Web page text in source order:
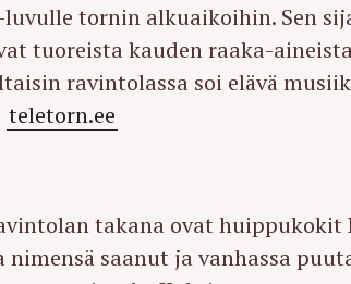
tornin alkuaikoihin. Sen
tuoreista kauden raaka-
ravintolassa soi elävä
teletorn.ee
takana ovat huippukokit
saanut ja vanhassa